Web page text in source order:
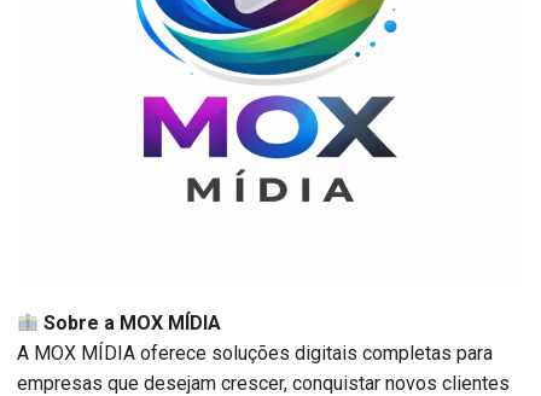
Sobre a MOX MÍDIA
A MOX MÍDIA oferece soluções digitais completas para
empresas que desejam crescer, conquistar novos clientes